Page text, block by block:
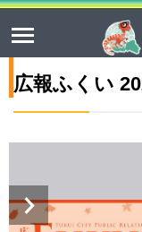
広報ふくい